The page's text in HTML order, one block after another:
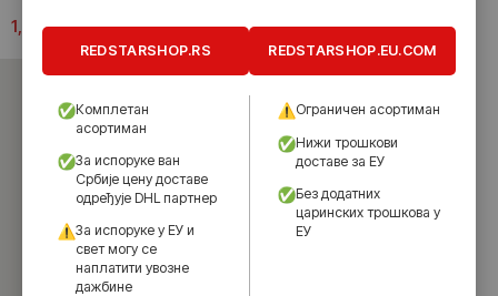
1,390.00рсд 800.00рсд
REDSTARSHOP.RS REDSTARSHOP.EU.COM
Комплетан
асортиман
За испоруке ван
Србије цену доставе
одређује DHL партнер
За испоруке у ЕУ и
свет могу се
наплатити увозне
дажбине
Ограничен асортиман
Нижи трошкови
доставе за ЕУ
Без додатних
царинских трошкова у
ЕУ